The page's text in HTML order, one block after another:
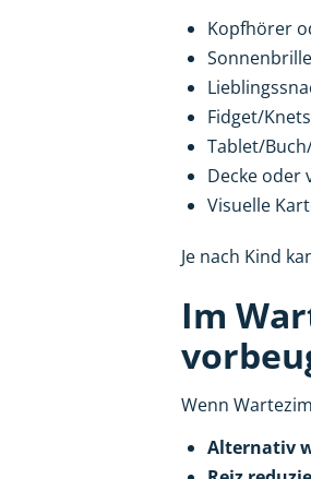
Kopfhörer
Fidget/
Tablet/
Decke oder
Visuelle
Je nach Kind
Im
Wenn
Alternativ